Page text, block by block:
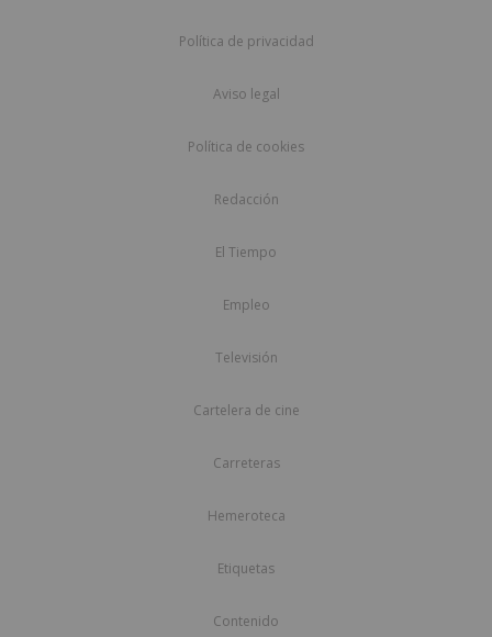
Política de privacidad
Aviso legal
Política de cookies
Redacción
El Tiempo
Empleo
Televisión
Cartelera de cine
Carreteras
Hemeroteca
Etiquetas
Contenido